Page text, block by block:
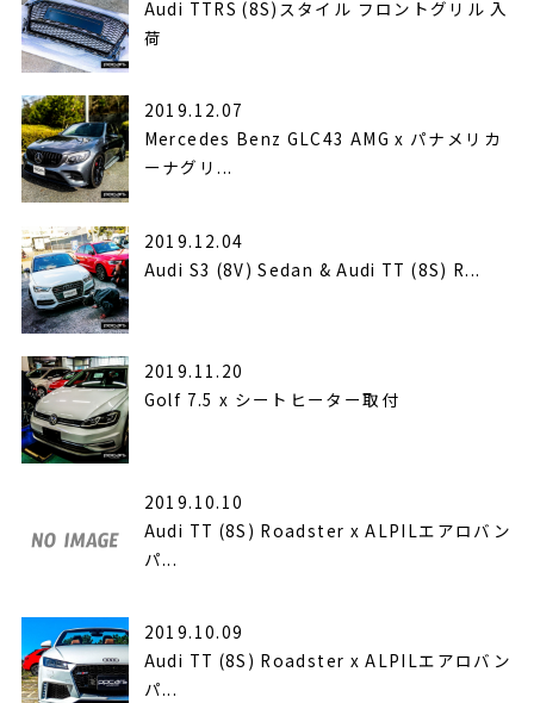
Audi TTRS (8S)スタイル フロントグリル 入
荷⁣
2019.12.07
Mercedes Benz GLC43 AMG x パナメリカ
ーナグリ...
2019.12.04
Audi S3 (8V) Sedan & Audi TT (8S) R...
2019.11.20
Golf 7.5 x シートヒーター取付
2019.10.10
Audi TT (8S) Roadster x ALPILエアロバン
パ...
2019.10.09
Audi TT (8S) Roadster x ALPILエアロバン
パ...